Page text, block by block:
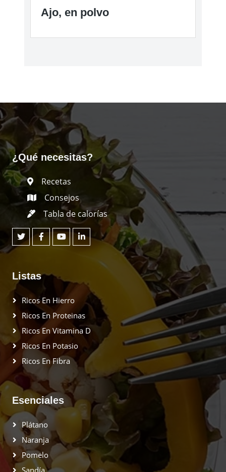
Ajo, en polvo
¿Qué necesitas?
Recetas
Consejos
Tabla de calorías
Listas
Ricos En Hierro
Ricos En Proteinas
Ricos En Vitamina D
Ricos En Potasio
Ricos En Fibra
Esenciales
Plátano
Naranja
Pomelo
Sandía